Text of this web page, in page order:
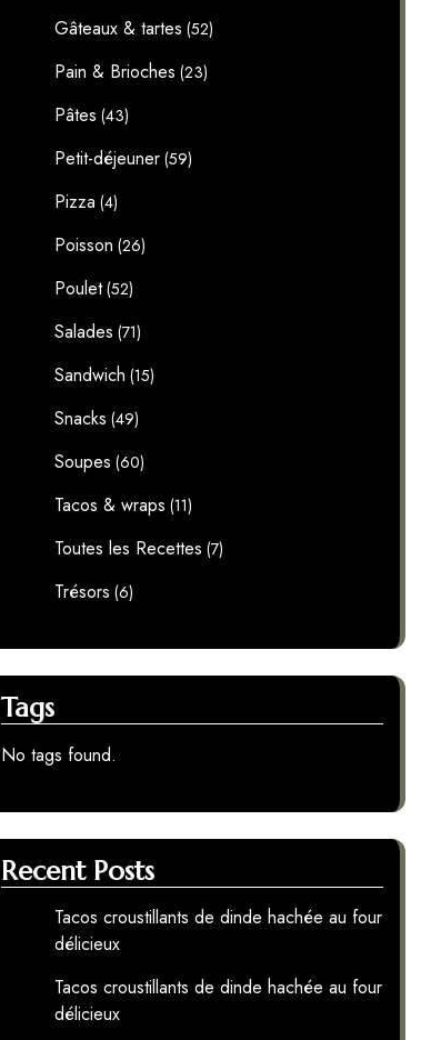
Gâteaux & tartes (52)
Pain & Brioches (23)
Pâtes (43)
Petit-déjeuner (59)
Pizza (4)
Poisson (26)
Poulet(52)
Salades (71)
Sandwich (15)
Snacks (49)
Soupes (60)
Tacos & wraps (11)
Toutes les Recettes (7)
Trésors (6)
Tags
No tags found.
Recent Posts
Tacos croustillants de dinde hachée au four
délicieux
Tacos croustillants de dinde hachée au four
délicieux